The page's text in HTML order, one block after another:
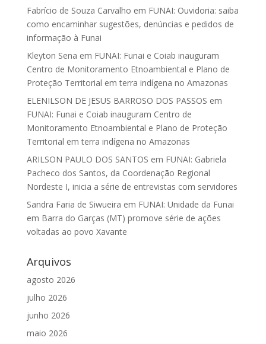
Fabrício de Souza Carvalho em FUNAI: Ouvidoria: saiba
como encaminhar sugestões, denúncias e pedidos de
informação à Funai
Kleyton Sena em FUNAI: Funai e Coiab inauguram
Centro de Monitoramento Etnoambiental e Plano de
Proteção Territorial em terra indígena no Amazonas
ELENILSON DE JESUS BARROSO DOS PASSOS em
FUNAI: Funai e Coiab inauguram Centro de
Monitoramento Etnoambiental e Plano de Proteção
Territorial em terra indígena no Amazonas
ARILSON PAULO DOS SANTOS em FUNAI: Gabriela
Pacheco dos Santos, da Coordenação Regional
Nordeste I, inicia a série de entrevistas com servidores
Sandra Faria de Siwueira em FUNAI: Unidade da Funai
em Barra do Garças (MT) promove série de ações
voltadas ao povo Xavante
Arquivos
agosto 2026
julho 2026
junho 2026
maio 2026